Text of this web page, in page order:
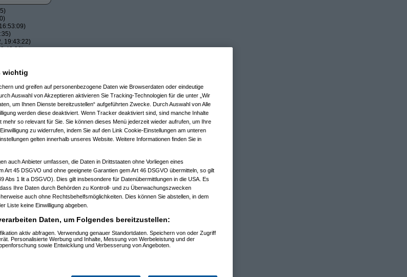
19:43:22)
20:45:41)
20.12.2022, 21:19:58)
20.12.2022, 21:27:56)
am 20.12.2022, 21:37:23)
am 20.12.2022, 21:45:41)
am 20.12.2022, 21:56:07)
12:22:08)
am 23.12.2022, 13:14:58)
am 24.12.2022, 09:38:11)
am 23.12.2022, 15:24:25)
am 23.12.2022, 15:34:47)
-Transformer2K-am 23.12.2022, 15:42:13)
(hellbringeram 23.12.2022, 16:21:09)
(-Transformer2K-am 23.12.2022, 16:42:05)
hellbringeram 27.12.2022, 11:09:00)
am 24.12.2022, 09:38:33)
21:17:49)
21:24:09)
20.12.2022, 21:27:26)
wichtig
und greifen auf personenbezogene Daten wie Browserdaten oder eindeutige
Auswahl von Akzeptieren aktivieren Sie Tracking-Technologien für die unter „Wir
um Ihnen Dienste bereitzustellen“ aufgeführten Zwecke. Durch Auswahl von Alle
werden diese deaktiviert. Wenn Tracker deaktiviert sind, sind manche Inhalte
mehr so relevant für Sie. Sie können dieses Menü jederzeit wieder aufrufen, um Ihre
zu widerrufen, indem Sie auf den Link Cookie-Einstellungen am unteren
gelten innerhalb unseres Website. Weitere Informationen finden Sie in
auch Anbieter umfassen, die Daten in Drittstaaten ohne Vorliegen eines
Art 45 DSGVO und ohne geeignete Garantien gem Art 46 DSGVO übermitteln, so gilt
Abs 1 lit a DSGVO). Dies gilt insbesondere für Datenübermittlungen in die USA. Es
Ihre Daten durch Behörden zu Kontroll- und zu Überwachungszwecken
auch ohne Rechtsbehelfsmöglichkeiten. Dies können Sie abstellen, in dem
Liste keine Einwilligung abgeben.
Daten, um Folgendes bereitzustellen:
aktiv abfragen. Verwendung genauer Standortdaten. Speichern von oder Zugriff
Personalisierte Werbung und Inhalte, Messung von Werbeleistung und der
sowie Entwicklung und Verbesserung von Angeboten.